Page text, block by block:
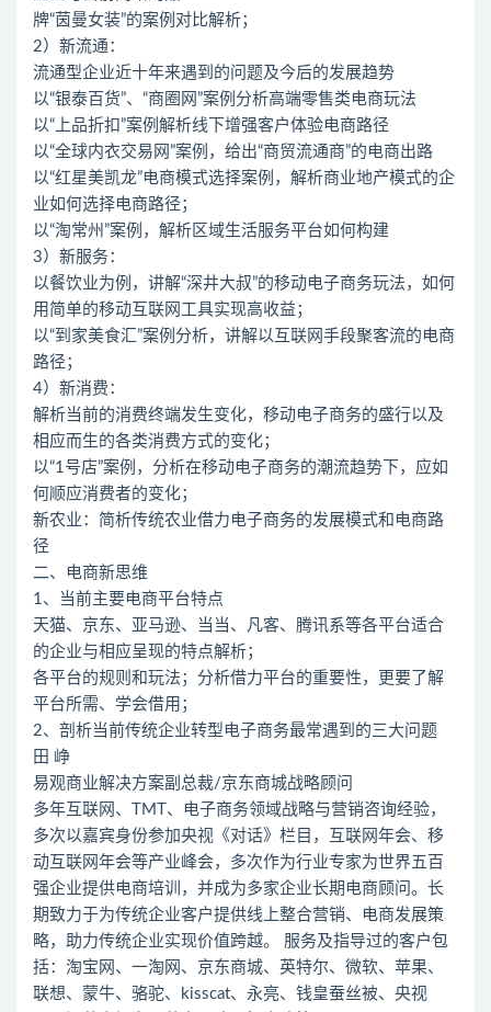
牌“茵曼女装”的案例对比解析；
2）新流通：
流通型企业近十年来遇到的问题及今后的发展趋势
以“银泰百货”、“商圈网”案例分析高端零售类电商玩法
以“上品折扣”案例解析线下增强客户体验电商路径
以“全球内衣交易网”案例，给出“商贸流通商”的电商出路
以“红星美凯龙”电商模式选择案例，解析商业地产模式的企
业如何选择电商路径；
以“淘常州”案例，解析区域生活服务平台如何构建
3）新服务：
以餐饮业为例，讲解“深井大叔”的移动电子商务玩法，如何
用简单的移动互联网工具实现高收益；
以“到家美食汇”案例分析，讲解以互联网手段聚客流的电商
路径；
4）新消费：
解析当前的消费终端发生变化，移动电子商务的盛行以及
相应而生的各类消费方式的变化；
以“1号店”案例，分析在移动电子商务的潮流趋势下，应如
何顺应消费者的变化；
新农业：简析传统农业借力电子商务的发展模式和电商路
径
二、电商新思维
1、当前主要电商平台特点
天猫、京东、亚马逊、当当、凡客、腾讯系等各平台适合
的企业与相应呈现的特点解析；
各平台的规则和玩法；分析借力平台的重要性，更要了解
平台所需、学会借用；
2、剖析当前传统企业转型电子商务最常遇到的三大问题
田 峥
易观商业解决方案副总裁/京东商城战略顾问
多年互联网、TMT、电子商务领域战略与营销咨询经验，
多次以嘉宾身份参加央视《对话》栏目，互联网年会、移
动互联网年会等产业峰会，多次作为行业专家为世界五百
强企业提供电商培训，并成为多家企业长期电商顾问。长
期致力于为传统企业客户提供线上整合营销、电商发展策
略，助力传统企业实现价值跨越。 服务及指导过的客户包
括：淘宝网、一淘网、京东商城、英特尔、微软、苹果、
联想、蒙牛、骆驼、kisscat、永亮、钱皇蚕丝被、央视